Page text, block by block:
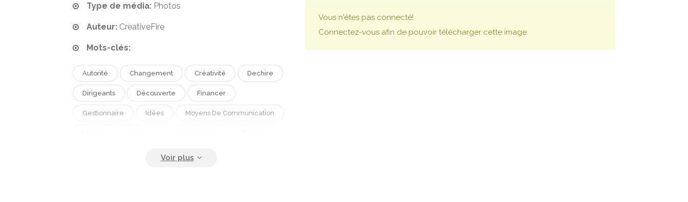
Type de média: Photos
Auteur: CreativeFire
Mots-clés:
Autorité Changement Créativité Dechire
Dirigeants Découverte Financer
Gestionnaire Idées Moyens De Communication
Vous n'êtes pas connecté!
Connectez-vous afin de pouvoir télécharger cette image.